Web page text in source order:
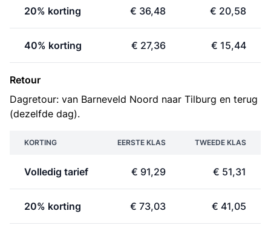
20% korting € 36,48 € 20,58
40% korting € 27,36 € 15,44
Retour
Dagretour: van Barneveld Noord naar Tilburg en terug
(dezelfde dag).
KORTING EERSTE KLAS TWEEDE KLAS
Volledig tarief € 91,29 € 51,31
20% korting € 73,03 € 41,05